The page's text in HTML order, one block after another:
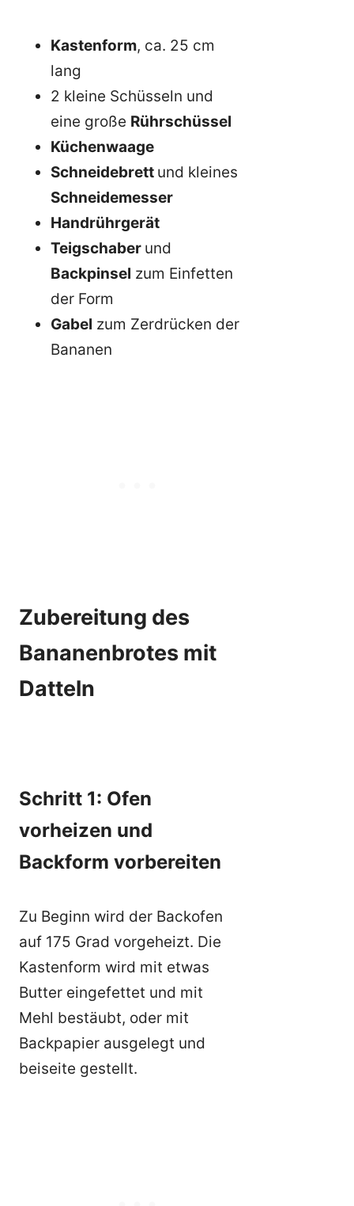
Kastenform, ca. 25 cm
lang
2 kleine Schüsseln und
eine große Rührschüssel
Küchenwaage
Schneidebrett und kleines
Schneidemesser
Handrührgerät
Teigschaber und
Backpinsel zum Einfetten
der Form
Gabel zum Zerdrücken der
Bananen
Zubereitung des
Bananenbrotes mit
Datteln
Schritt 1: Ofen
vorheizen und
Backform vorbereiten
Zu Beginn wird der Backofen
auf 175 Grad vorgeheizt. Die
Kastenform wird mit etwas
Butter eingefettet und mit
Mehl bestäubt, oder mit
Backpapier ausgelegt und
beiseite gestellt.